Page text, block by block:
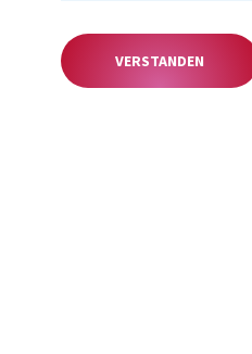
VERSTANDEN